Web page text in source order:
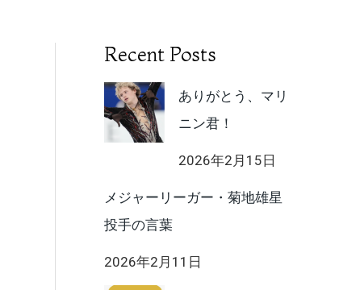
Recent Posts
ありがとう、マリ
ニン君！
2026年2月15日
メジャーリーガー・菊地雄星
投手の言葉
2026年2月11日